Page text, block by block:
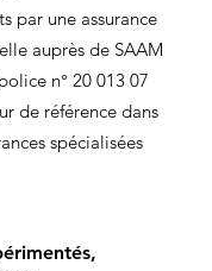
par une assurance
auprès de SAAM
n° 20 013 07
de référence dans
spécialisées